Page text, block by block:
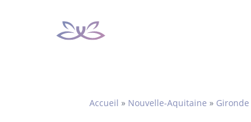
Accueil » Nouvelle-Aquitaine » Gironde